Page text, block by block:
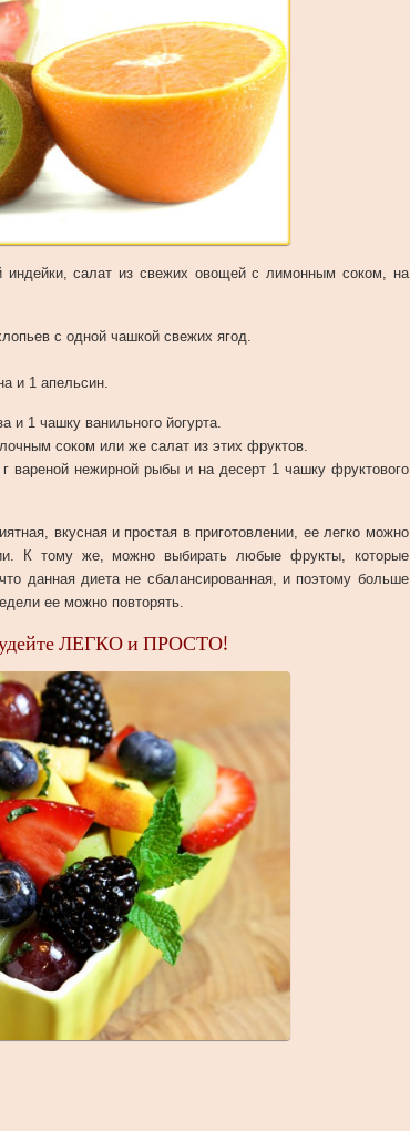
индейки, салат из свежих овощей с лимонным соком, на
с одной чашкой свежих ягод.
и 1 апельсин.
и 1 чашку ванильного йогурта.
соком или же салат из этих фруктов.
вареной нежирной рыбы и на десерт 1 чашку фруктового
вкусная и простая в приготовлении, ее легко можно
К тому же, можно выбирать любые фрукты, которые
данная диета не сбалансированная, и поэтому больше
ее можно повторять.
ЛЕГКО и ПРОСТО!